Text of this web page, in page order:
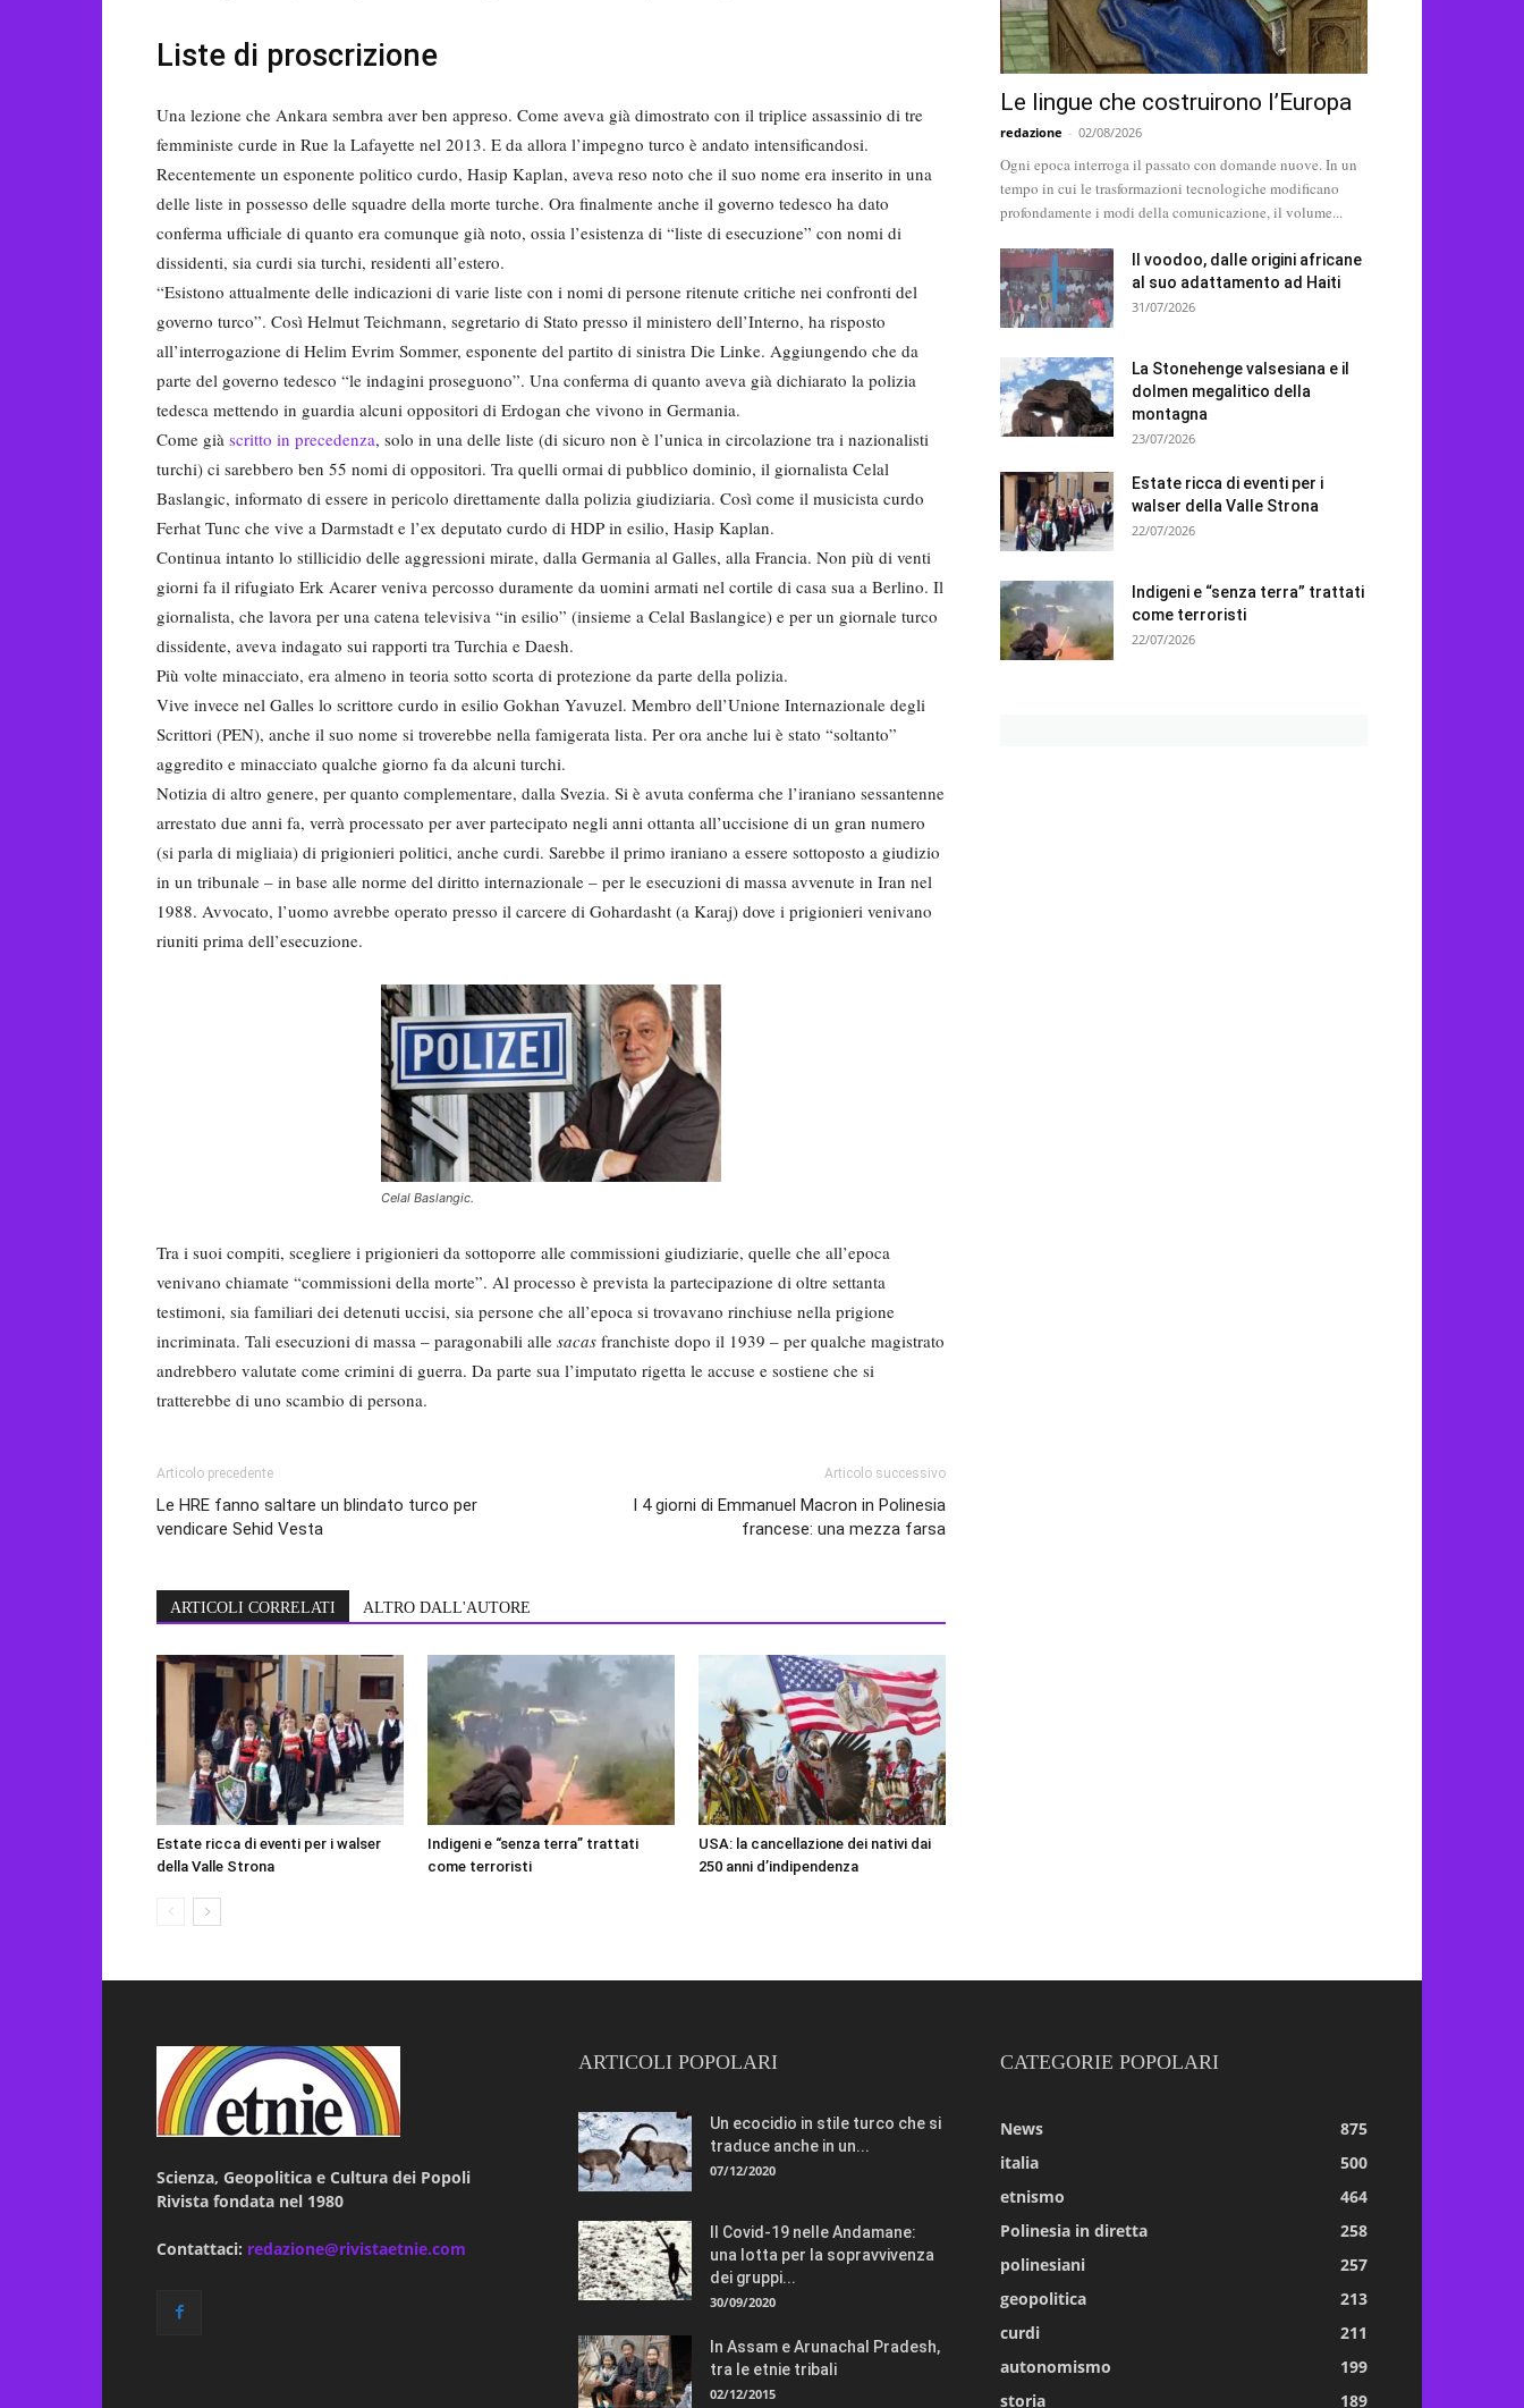
Liste di proscrizione
Una lezione che Ankara sembra aver ben appreso. Come aveva già dimostrato con il triplice assassinio di tre
femministe curde in Rue la Lafayette nel 2013. E da allora l’impegno turco è andato intensificandosi.
Recentemente un esponente politico curdo, Hasip Kaplan, aveva reso noto che il suo nome era inserito in una
delle liste in possesso delle squadre della morte turche. Ora finalmente anche il governo tedesco ha dato
conferma ufficiale di quanto era comunque già noto, ossia l’esistenza di “liste di esecuzione” con nomi di
dissidenti, sia curdi sia turchi, residenti all’estero.
“Esistono attualmente delle indicazioni di varie liste con i nomi di persone ritenute critiche nei confronti del
governo turco”. Così Helmut Teichmann, segretario di Stato presso il ministero dell’Interno, ha risposto
all’interrogazione di Helim Evrim Sommer, esponente del partito di sinistra Die Linke. Aggiungendo che da
parte del governo tedesco “le indagini proseguono”. Una conferma di quanto aveva già dichiarato la polizia
tedesca mettendo in guardia alcuni oppositori di Erdogan che vivono in Germania.
Come già scritto in precedenza, solo in una delle liste (di sicuro non è l’unica in circolazione tra i nazionalisti
turchi) ci sarebbero ben 55 nomi di oppositori. Tra quelli ormai di pubblico dominio, il giornalista Celal
Baslangic, informato di essere in pericolo direttamente dalla polizia giudiziaria. Così come il musicista curdo
Ferhat Tunc che vive a Darmstadt e l’ex deputato curdo di HDP in esilio, Hasip Kaplan.
Continua intanto lo stillicidio delle aggressioni mirate, dalla Germania al Galles, alla Francia. Non più di venti
giorni fa il rifugiato Erk Acarer veniva percosso duramente da uomini armati nel cortile di casa sua a Berlino. Il
giornalista, che lavora per una catena televisiva “in esilio” (insieme a Celal Baslangice) e per un giornale turco
dissidente, aveva indagato sui rapporti tra Turchia e Daesh.
Più volte minacciato, era almeno in teoria sotto scorta di protezione da parte della polizia.
Vive invece nel Galles lo scrittore curdo in esilio Gokhan Yavuzel. Membro dell’Unione Internazionale degli
Scrittori (PEN), anche il suo nome si troverebbe nella famigerata lista. Per ora anche lui è stato “soltanto”
aggredito e minacciato qualche giorno fa da alcuni turchi.
Notizia di altro genere, per quanto complementare, dalla Svezia. Si è avuta conferma che l’iraniano sessantenne
arrestato due anni fa, verrà processato per aver partecipato negli anni ottanta all’uccisione di un gran numero
(si parla di migliaia) di prigionieri politici, anche curdi. Sarebbe il primo iraniano a essere sottoposto a giudizio
in un tribunale – in base alle norme del diritto internazionale – per le esecuzioni di massa avvenute in Iran nel
1988. Avvocato, l’uomo avrebbe operato presso il carcere di Gohardasht (a Karaj) dove i prigionieri venivano
riuniti prima dell’esecuzione.
Celal Baslangic.
Tra i suoi compiti, scegliere i prigionieri da sottoporre alle commissioni giudiziarie, quelle che all’epoca
venivano chiamate “commissioni della morte”. Al processo è prevista la partecipazione di oltre settanta
testimoni, sia familiari dei detenuti uccisi, sia persone che all’epoca si trovavano rinchiuse nella prigione
incriminata. Tali esecuzioni di massa – paragonabili alle sacas franchiste dopo il 1939 – per qualche magistrato
andrebbero valutate come crimini di guerra. Da parte sua l’imputato rigetta le accuse e sostiene che si
tratterebbe di uno scambio di persona.
Articolo precedente
Le HRE fanno saltare un blindato turco per
vendicare Sehid Vesta
Articolo successivo
I 4 giorni di Emmanuel Macron in Polinesia
francese: una mezza farsa
ARTICOLI CORRELATI ALTRO DALL'AUTORE
Estate ricca di eventi per i walser
della Valle Strona
Indigeni e “senza terra” trattati
come terroristi
USA: la cancellazione dei nativi dai
250 anni d’indipendenza
Le lingue che costruirono l’Europa
redazione - 02/08/2026
Ogni epoca interroga il passato con domande nuove. In un
tempo in cui le trasformazioni tecnologiche modificano
profondamente i modi della comunicazione, il volume...
Il voodoo, dalle origini africane
al suo adattamento ad Haiti
31/07/2026
La Stonehenge valsesiana e il
dolmen megalitico della
montagna
23/07/2026
Estate ricca di eventi per i
walser della Valle Strona
22/07/2026
Indigeni e “senza terra” trattati
come terroristi
22/07/2026
Scienza, Geopolitica e Cultura dei Popoli
Rivista fondata nel 1980
Contattaci: redazione@rivistaetnie.com
ARTICOLI POPOLARI
Un ecocidio in stile turco che si
traduce anche in un...
07/12/2020
Il Covid-19 nelle Andamane:
una lotta per la sopravvivenza
dei gruppi...
30/09/2020
In Assam e Arunachal Pradesh,
tra le etnie tribali
02/12/2015
CATEGORIE POPOLARI
News
875
italia
500
etnismo
464
Polinesia in diretta
258
polinesiani
257
geopolitica
213
curdi
211
autonomismo
199
storia
189